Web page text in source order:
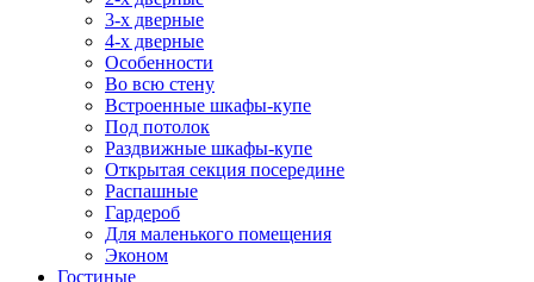
3-х дверные
4-х дверные
Особенности
Во всю стену
Встроенные шкафы-купе
Под потолок
Раздвижные шкафы-купе
Открытая секция посередине
Распашные
Гардероб
Для маленького помещения
Эконом
Гостиные